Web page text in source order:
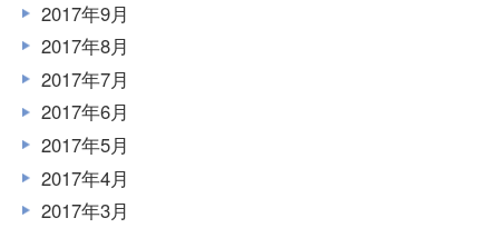
2017年9月
2017年8月
2017年7月
2017年6月
2017年5月
2017年4月
2017年3月